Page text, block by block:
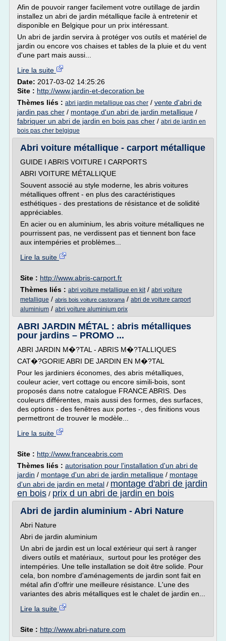
Afin de pouvoir ranger facilement votre outillage de jardin
installez un abri de jardin métallique facile à entretenir et
disponible en Belgique pour un prix intéressant.
Un abri de jardin servira à protéger vos outils et matériel de
jardin ou encore vos chaises et tables de la pluie et du vent
d'une part mais aussi...
Lire la suite
Date: 2017-03-02 14:25:26
Site : http://www.jardin-et-decoration.be
Thèmes liés : abri jardin metallique pas cher / vente d'abri de
jardin pas cher / montage d'un abri de jardin metallique /
fabriquer un abri de jardin en bois pas cher / abri de jardin en
bois pas cher belgique
Abri voiture métallique - carport métallique
GUIDE I ABRIS VOITURE I CARPORTS
ABRI VOITURE MÉTALLIQUE
Souvent associé au style moderne, les abris voitures
métalliques offrent - en plus des caractéristiques
esthétiques - des prestations de résistance et de solidité
appréciables.
En acier ou en aluminium, les abris voiture métalliques ne
pourrissent pas, ne verdissent pas et tiennent bon face
aux intempéries et problèmes...
Lire la suite
Site : http://www.abris-carport.fr
Thèmes liés : abri voiture metallique en kit/ abri voiture
metallique / abris bois voiture castorama / abri de voiture carport
aluminium / abri voiture aluminium prix
ABRI JARDIN MÉTAL : abris métalliques
pour jardins – PROMO ...
ABRI JARDIN M�?TAL - ABRIS M�?TALLIQUES
CAT�?GORIE ABRI DE JARDIN EN M�?TAL
Pour les jardiniers économes, des abris métalliques,
couleur acier, vert cottage ou encore simili-bois, sont
proposés dans notre catalogue FRANCE ABRIS. Des
couleurs différentes, mais aussi des formes, des surfaces,
des options - des fenêtres aux portes -, des finitions vous
permettront de trouver le modèle...
Lire la suite
Site : http://www.franceabris.com
Thèmes liés : autorisation pour l'installation d'un abri de
jardin / montage d'un abri de jardin metallique / montage
d'un abri de jardin en metal / montage d'abri de jardin
en bois / prix d un abri de jardin en bois
Abri de jardin aluminium - Abri Nature
Abri Nature
Abri de jardin aluminium
Un abri de jardin est un local extérieur qui sert à ranger
divers outils et matériaux, surtout pour les protéger des
intempéries. Une telle installation se doit être solide. Pour
cela, bon nombre d'aménagements de jardin sont fait en
métal afin d'offrir une meilleure résistance. L'une des
variantes des abris métalliques est le chalet de jardin en...
Lire la suite
Site : http://www.abri-nature.com